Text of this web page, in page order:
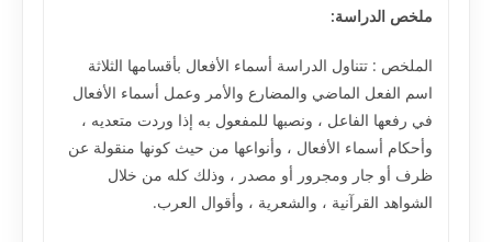
ملخص الدراسة:
الملخص : تتناول الدراسة أسماء الأفعال بأقسامها الثلاثة
اسم الفعل الماضي والمضارع والأمر وعمل أسماء الأفعال
في رفعها الفاعل ، ونصبها للمفعول به إذا وردت متعديه ،
وأحكام أسماء الأفعال ، وأنواعها من حيث كونها منقولة عن
ظرف أو جار ومجرور أو مصدر ، وذلك كله من خلال
الشواهد القرآنية ، والشعرية ، وأقوال العرب.